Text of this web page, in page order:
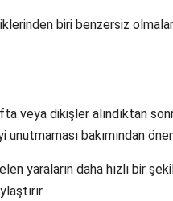
biri benzersiz
veya dikişler alındıktan
unutmaması bakımından
yaraların daha hızlı bir